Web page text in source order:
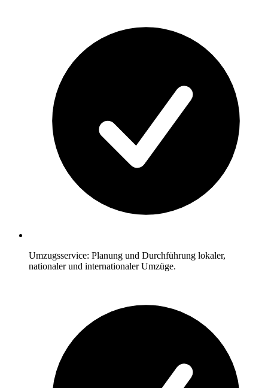
Umzugsservice: Planung und Durchführung lokaler,
nationaler und internationaler Umzüge.